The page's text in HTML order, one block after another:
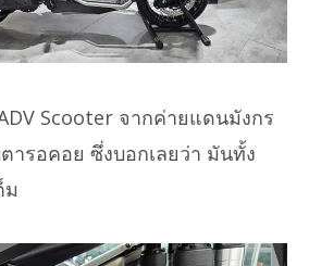
Scooter จากค่ายแดนมังกร
รอคอย ซึ่งบอกเลยว่า มันทั้ง
ม